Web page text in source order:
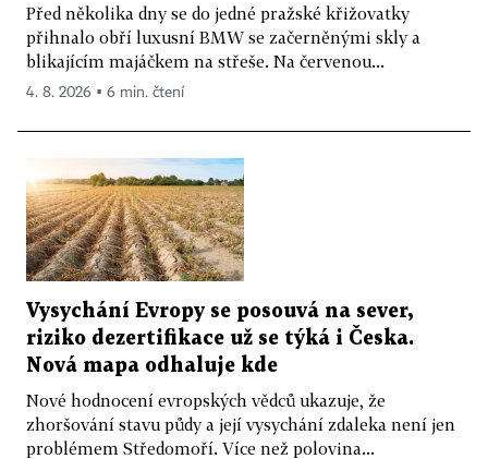
Před několika dny se do jedné pražské křižovatky
přihnalo obří luxusní BMW se začerněnými skly a
blikajícím majáčkem na střeše. Na červenou...
4. 8. 2026 ▪ 6 min. čtení
Vysychání Evropy se posouvá na sever,
riziko dezertifikace už se týká i Česka.
Nová mapa odhaluje kde
Nové hodnocení evropských vědců ukazuje, že
zhoršování stavu půdy a její vysychání zdaleka není jen
problémem Středomoří. Více než polovina...